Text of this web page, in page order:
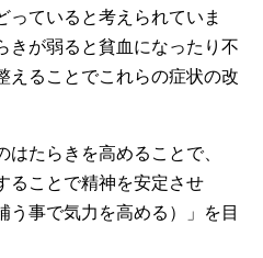
っていると考えられていま
きが弱ると貧血になったり不
えることでこれらの症状の改
たらきを高めることで、
ることで精神を安定させ
う事で気力を高める）」を目